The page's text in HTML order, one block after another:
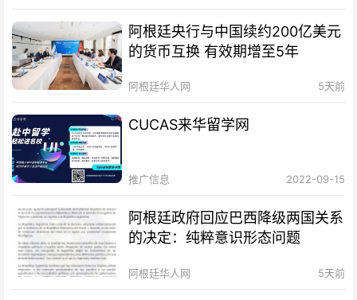
阿根廷央行与中国续约200亿美元
的货币互换 有效期增至5年
阿根廷华人网 5天前
CUCAS来华留学网
推广信息 2022-09-15
阿根廷政府回应巴西降级两国关系
的决定：纯粹意识形态问题
阿根廷华人网 5天前